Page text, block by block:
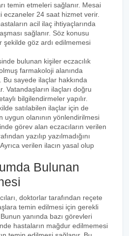
temin etmeleri sağlanır. Mesai
eczaneler 24 saat hizmet verir.
acil ilaç ihtiyaçlarında
sağlanır. Söz konusu
şekilde göz ardı edilmemesi
bulunan kişiler eczacılık
farmakoloji alanında
sayede ilaçlar hakkında
Vatandaşların ilaçları doğru
bilgilendirmeler yapılır.
satılabilen ilaçlar için de
uygun olanının yönlendirilmesi
görev alan eczacıların verilen
yazılıp yazılmadığını
verilen ilacın yasal olup
Bulunan
doktorlar tarafından reçete
temin edilmesi için gerekli
yanında bazı görevleri
hastaların mağdur edilmemesi